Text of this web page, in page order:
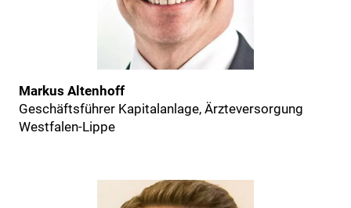
Markus Altenhoff
Geschäftsführer Kapitalanlage, Ärzteversorgung
Westfalen-Lippe